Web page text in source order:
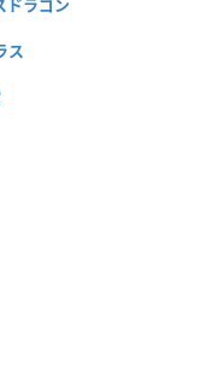
ドラゴン
ス